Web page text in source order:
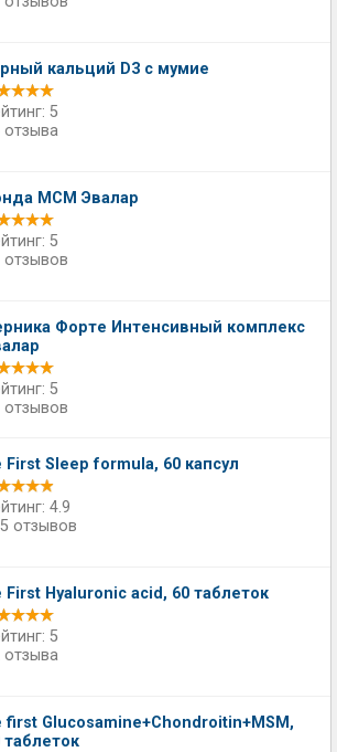
кальций D3 с мумие
5
отзыва
МСМ Эвалар
5
отзывов
Форте Интенсивный комплекс
5
отзывов
First Sleep formula, 60 капсул
4.9
отзывов
First Hyaluronic acid, 60 таблеток
5
отзыва
first Glucosamine+Chondroitin+MSM,
таблеток